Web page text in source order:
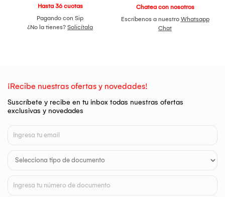
Hasta 36 cuotas
Pagando con Sip
¿No la tienes? Solicítala
Chatea con nosotros
Escríbenos a nuestro Whatsapp
Chat
¡Recibe nuestras ofertas y novedades!
Suscríbete y recibe en tu inbox todas nuestras ofertas
exclusivas y novedades